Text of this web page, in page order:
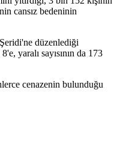
cansız bedeninin
düzenlediği
yaralı sayısının da 173
cenazenin bulunduğu